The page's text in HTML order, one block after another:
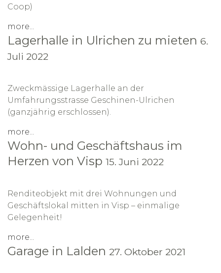
Coop)
more...
Lagerhalle in Ulrichen zu mieten 6.
Juli 2022
Zweckmässige Lagerhalle an der
Umfahrungsstrasse Geschinen-Ulrichen
(ganzjährig erschlossen).
more...
Wohn- und Geschäftshaus im
Herzen von Visp 15. Juni 2022
Renditeobjekt mit drei Wohnungen und
Geschäftslokal mitten in Visp – einmalige
Gelegenheit!
more...
Garage in Lalden 27. Oktober 2021